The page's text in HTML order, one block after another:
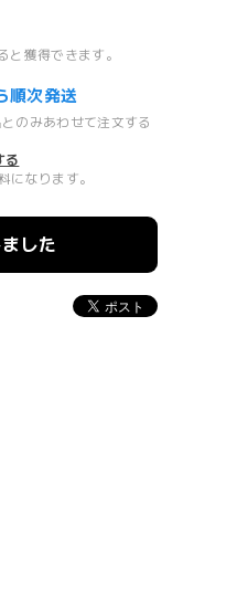
と獲得できます。
順次発送
のみあわせて注文する
る
になります。
した